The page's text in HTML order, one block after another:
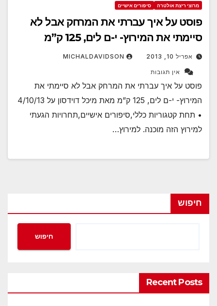
מרוצי ריצת אולטרה סיפורים אישיים
פוסט על איך עברתי את המרחק אבל לא
סיימתי את המירוץ- י-ם לים, 125 ק”מ
אפריל 10, 2013 MICHALDAVIDSON
אין תגובות
פוסט על איך עברתי את המרחק אבל לא סיימתי את
המירוץ- י-ם לים, 125 ק”מ מאת מיכל דוידסון על 4/10/13
• תחת קטגוריות כללי,סיפורים אישיים,תחרויות הגעתי
למירוץ הזה מוכנה. למירוץ…
חיפוש
חיפוש
Recent Posts